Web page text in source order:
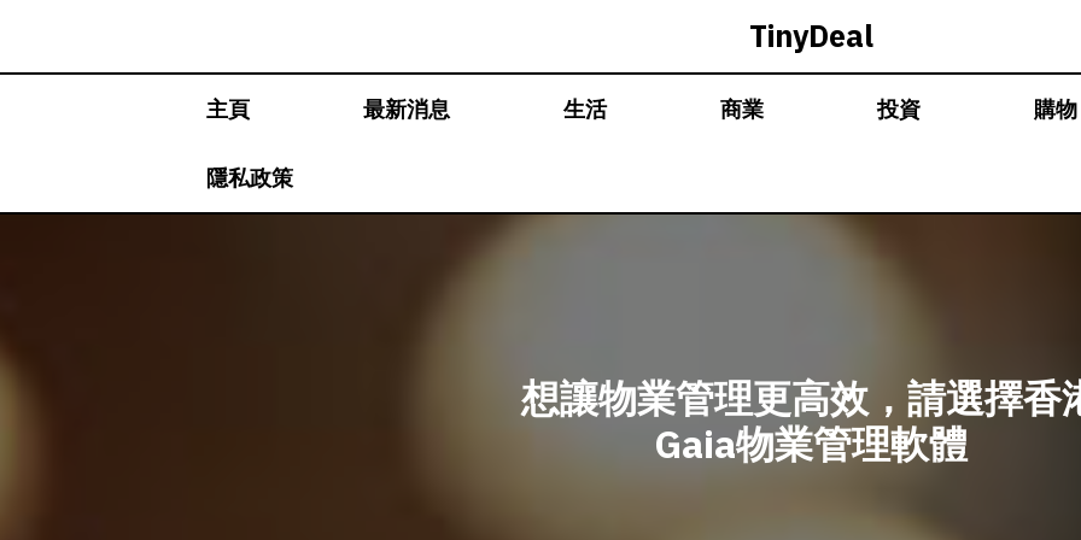
TinyDeal
主頁 最新消息 生活 商業 投資 購物
隱私政策
想讓物業管理更高效，請選擇香
Gaia物業管理軟體